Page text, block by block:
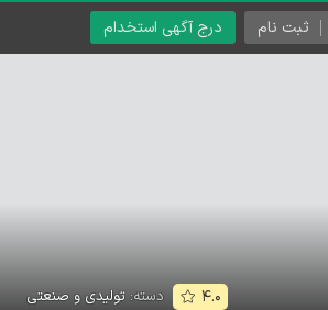
درج آگهی استخدام ثبت نام
۴.۰ دسته: تولیدی و صنعتی